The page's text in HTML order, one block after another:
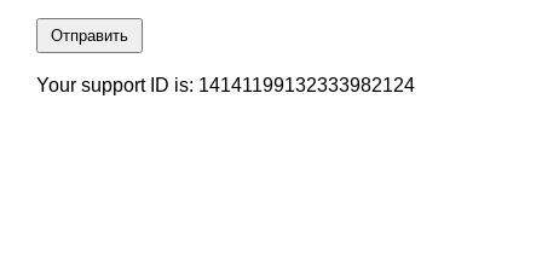
Отправить
Your support ID is: 14141199132333982124